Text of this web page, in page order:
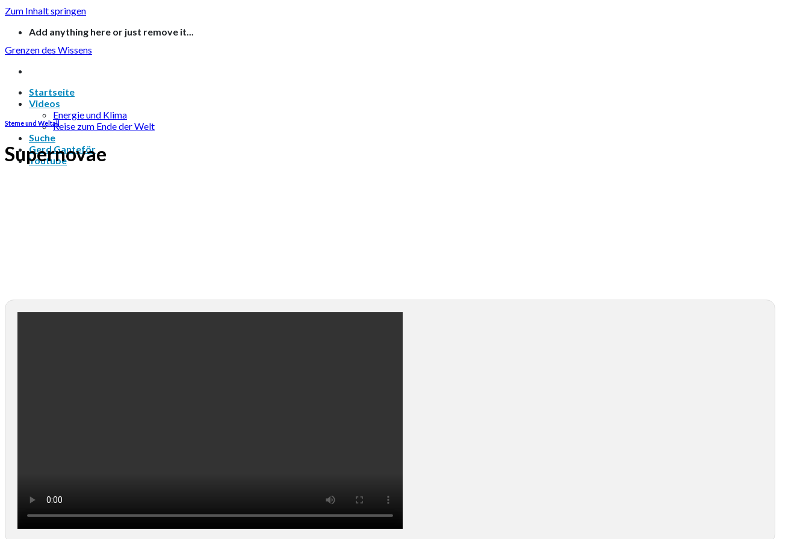
Zum Inhalt springen
Add anything here or just remove it...
Grenzen des Wissens
Startseite
Videos
Energie und Klima
Reise zum Ende der Welt
Suche
Gerd Ganteför
Youtube
Sterne und Weltall
Supernovae